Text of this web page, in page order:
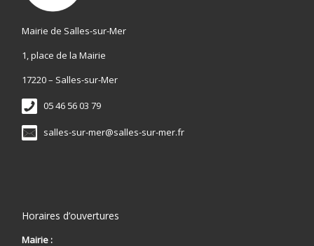
Mairie de Salles-sur-Mer
1, place de la Mairie
17220 – Salles-sur-Mer
05 46 56 03 79
salles-sur-mer@salles-sur-mer.fr
Horaires d’ouvertures
Mairie :